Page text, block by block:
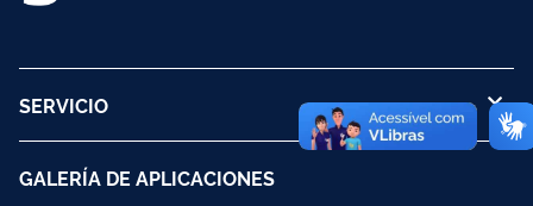
SERVICIO
GALERÍA DE APLICACIONES